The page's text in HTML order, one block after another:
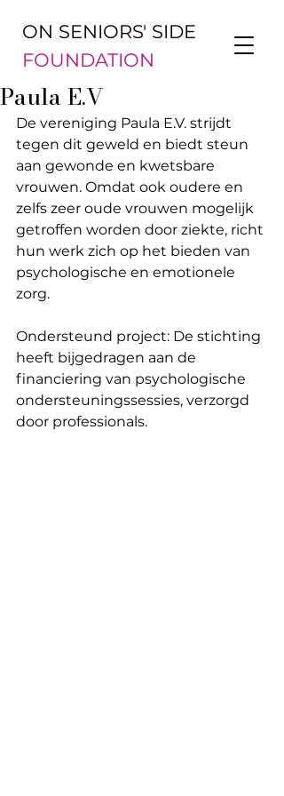
ON SENIORS' SIDE
FOUNDATION
Paula E.V
De vereniging Paula E.V. strijdt
tegen dit geweld en biedt steun
aan gewonde en kwetsbare
vrouwen. Omdat ook oudere en
zelfs zeer oude vrouwen mogelijk
getroffen worden door ziekte, richt
hun werk zich op het bieden van
psychologische en emotionele
zorg.
Ondersteund project: De stichting
heeft bijgedragen aan de
financiering van psychologische
ondersteuningssessies, verzorgd
door professionals.